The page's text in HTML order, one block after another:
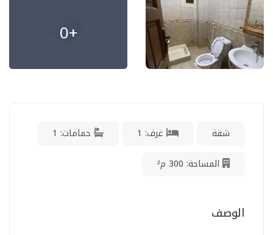
+0
شقة غرف: 1
حمامات: 1
المساحة: 300 م²
الوصف